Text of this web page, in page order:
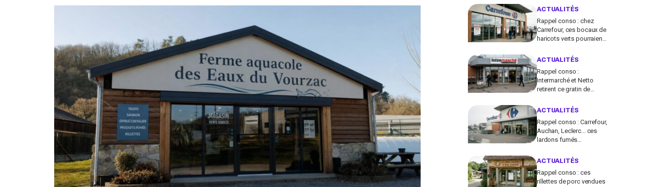
toxines diarrhéiques
ACTUALITÉS
Rappel conso : chez
Carrefour, ces bocaux de
haricots verts pourraient
de verre
ACTUALITÉS
Rappel conso :
Intermarché et Netto
retirent ce gratin de
de Listeria
ACTUALITÉS
Rappel conso : Carrefour,
Auchan, Leclerc... ces
lardons fumés
salmonelle à vérifier chez
ACTUALITÉS
Rappel conso : ces
rillettes de porc vendues